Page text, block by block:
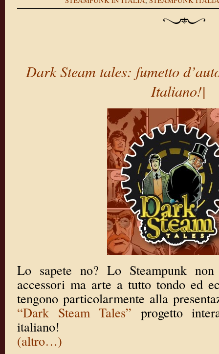
Dark Steam tales: fumetto
Italiano!|
Lo sapete no? Lo Steampunk
accessori ma arte a tutto tondo ed
tengono particolarmente alla
“Dark Steam Tales” progetto
italiano!
(altro…)